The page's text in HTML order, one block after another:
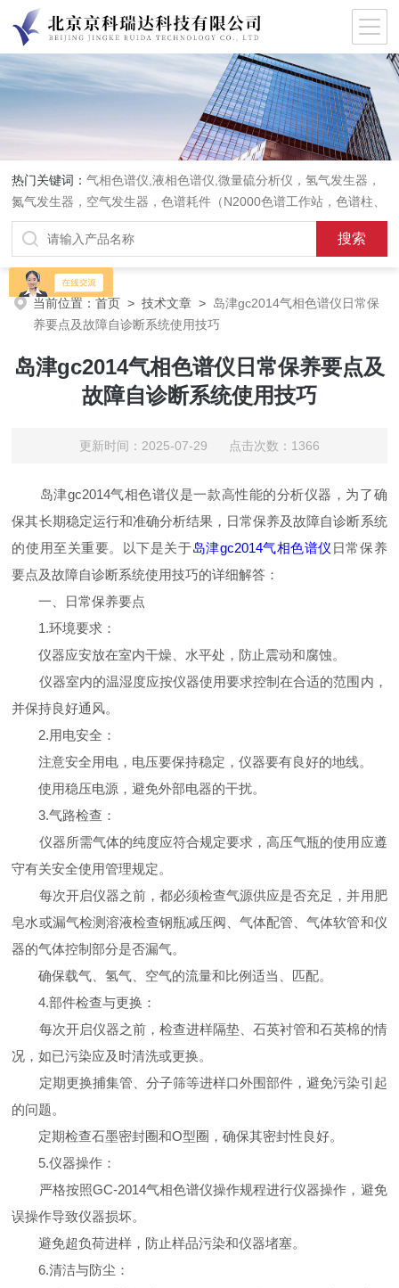
热门关键词：气相色谱仪,液相色谱仪,微量硫分析仪，氢气发生器，
氮气发生器，空气发生器，色谱耗件（N2000色谱工作站，色谱柱、
阀件、进样器、色谱担体），顶空进样器，热解析仪，紫外分光光度
计，原子吸收分光光度计，傅立叶红外光谱仪，分析天平等常规实验
室产品。
当前位置：首页 >技术文章 > 岛津gc2014气相色谱仪日常保
养要点及故障自诊断系统使用技巧
岛津gc2014气相色谱仪日常保养要点及
故障自诊断系统使用技巧
更新时间：2025-07-29 点击次数：1366
岛津gc2014气相色谱仪是一款高性能的分析仪器，为了确
保其长期稳定运行和准确分析结果，日常保养及故障自诊断系统
的使用至关重要。以下是关于岛津gc2014气相色谱仪 日常保养
要点及故障自诊断系统使用技巧的详细解答：
一、日常保养要点
1.环境要求：
仪器应安放在室内干燥、水平处，防止震动和腐蚀。
仪器室内的温湿度应按仪器使用要求控制在合适的范围内，
并保持良好通风。
2.用电安全：
注意安全用电，电压要保持稳定，仪器要有良好的地线。
使用稳压电源，避免外部电器的干扰。
3.气路检查：
仪器所需气体的纯度应符合规定要求，高压气瓶的使用应遵
守有关安全使用管理规定。
每次开启仪器之前，都必须检查气源供应是否充足，并用肥
皂水或漏气检测溶液检查钢瓶减压阀、气体配管、气体软管和仪
器的气体控制部分是否漏气。
确保载气、氢气、空气的流量和比例适当、匹配。
4.部件检查与更换：
每次开启仪器之前，检查进样隔垫、石英衬管和石英棉的情
况，如已污染应及时清洗或更换。
定期更换捕集管、分子筛等进样口外围部件，避免污染引起
的问题。
定期检查石墨密封圈和O型圈，确保其密封性良好。
5.仪器操作：
严格按照GC-2014气相色谱仪操作规程进行仪器操作，避免
误操作导致仪器损坏。
避免超负荷进样，防止样品污染和仪器堵塞。
6.清洁与防尘：